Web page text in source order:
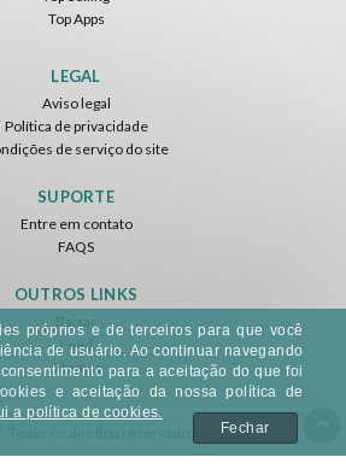
Top Apps
LEGAL
Aviso legal
Política de privacidade
de serviço do site
SUPORTE
Entre em contato
FAQS
OUTROS LINKS
Baixar
Feed
Sitemap
próprios e de terceiros para que você
de usuário. Ao continuar navegando
para a aceitação do que foi
e aceitação da nossa política de
a política de cookies.
Fechar